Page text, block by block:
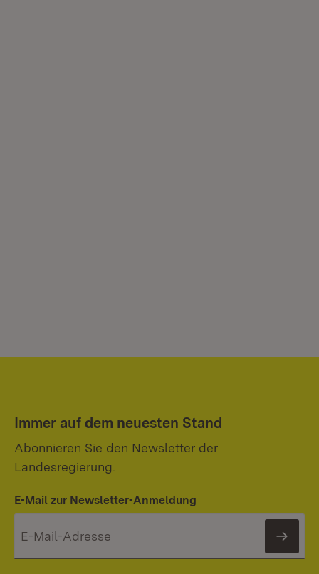
Immer auf dem neuesten Stand
Abonnieren Sie den Newsletter der
Landesregierung.
E-Mail zur Newsletter-Anmeldung